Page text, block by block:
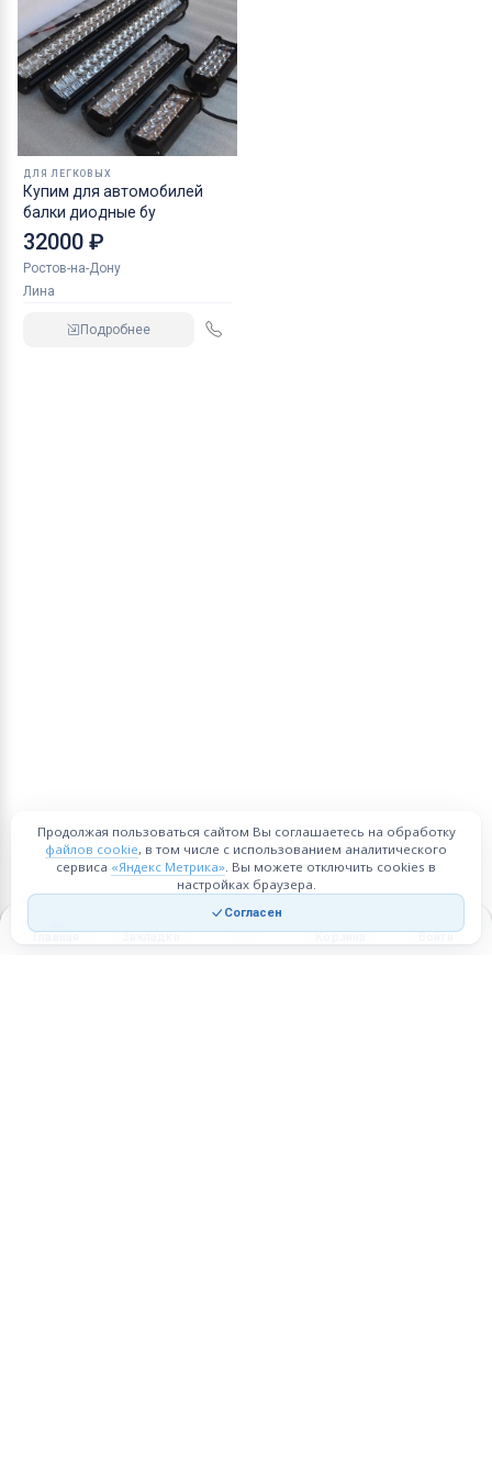
ДЛЯ ЛЕГКОВЫХ
Купим для автомобилей
балки диодные бу
32000 ₽
Ростов-на-Дону
Лина
Подробнее
Главная Закладки Корзина Войти
Продолжая пользоваться сайтом Вы соглашаетесь на обработку
файлов cookie, в том числе с использованием аналитического
сервиса «Яндекс Метрика». Вы можете отключить cookies в
настройках браузера.
Согласен